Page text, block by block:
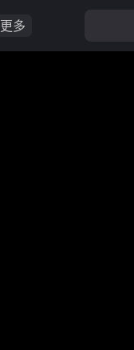
更多